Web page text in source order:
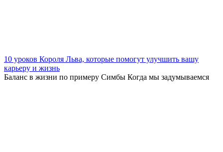
10 уроков Короля Льва, которые помогут улучшить вашу
карьеру и жизнь
Баланс в жизни по примеру Симбы Когда мы задумываемся